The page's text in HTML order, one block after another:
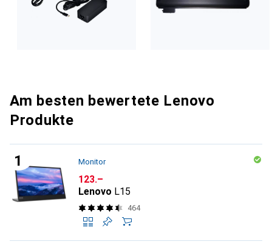
Am besten bewertete Lenovo
Produkte
Monitor
CHF
123.–
Lenovo L15
464